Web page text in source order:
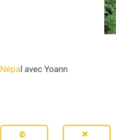
Népal avec Yoann